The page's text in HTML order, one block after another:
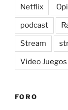
Netflix
podcast
Stream
Video Juegos
FORO